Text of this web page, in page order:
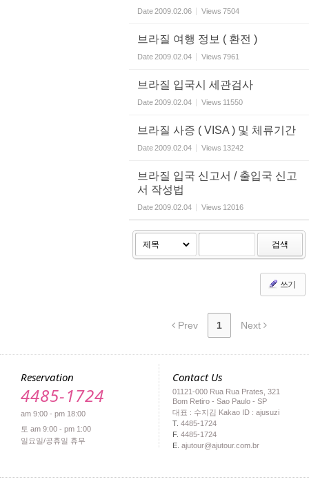
Date2009.02.06 Views 7504
브라질 여행 정보 ( 환전 )
Date2009.02.04 Views 7961
브라질 입국시 세관검사
Date2009.02.04 Views 11550
브라질 사증 ( VISA ) 및 체류기간
Date2009.02.04 Views 13242
브라질 입국 신고서 / 출입국 신고
서 작성법
Date2009.02.04 Views 12016
검색
쓰기
Prev 1 Next
Reservation
4485-1724
am 9:00 - pm 18:00
토 am 9:00 - pm 1:00
일요일/공휴일 휴무
Contact Us
01121-000 Rua Rua Prates, 321
Bom Retiro - Sao Paulo - SP
대표 : 수지김 Kakao ID : ajusuzi
T. 4485-1724
F. 4485-1724
E. ajutour@ajutour.com.br